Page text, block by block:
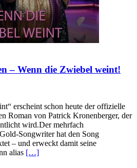
– Wenn die Zwiebel weint!
erscheint schon heute der offizielle
Roman von Patrick Kronenberger, der
wird.Der mehrfach
Songwriter hat den Song
– und erweckt damit seine
alias […]